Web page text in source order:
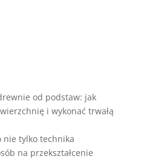
od podstaw: jak
i wykonać trwałą
nie tylko technika
na przekształcenie